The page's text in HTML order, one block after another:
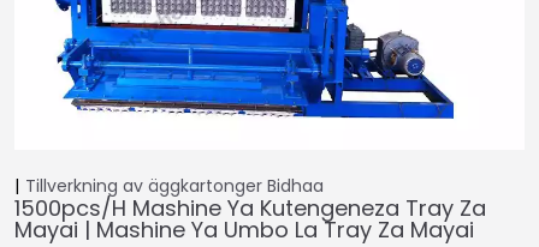
Tillverkning av äggkartonger Bidhaa
1500pcs/h Mashine Ya Kutengeneza Tray Za
Mayai | Mashine Ya Umbo La Tray Za Mayai